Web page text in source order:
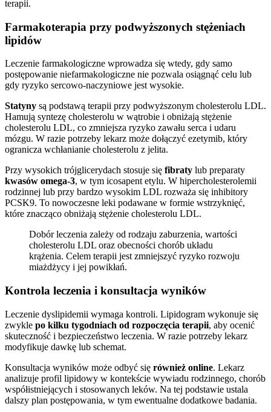
terapii.
Farmakoterapia przy podwyższonych stężeniach
lipidów
Leczenie farmakologiczne wprowadza się wtedy, gdy samo
postępowanie niefarmakologiczne nie pozwala osiągnąć celu lub
gdy ryzyko sercowo-naczyniowe jest wysokie.
Statyny są podstawą terapii przy podwyższonym cholesterolu LDL.
Hamują syntezę cholesterolu w wątrobie i obniżają stężenie
cholesterolu LDL, co zmniejsza ryzyko zawału serca i udaru
mózgu. W razie potrzeby lekarz może dołączyć ezetymib, który
ogranicza wchłanianie cholesterolu z jelita.
Przy wysokich trójglicerydach stosuje się fibraty lub preparaty
kwasów omega-3, w tym icosapent etylu. W hipercholesterolemii
rodzinnej lub przy bardzo wysokim LDL rozważa się inhibitory
PCSK9. To nowoczesne leki podawane w formie wstrzyknięć,
które znacząco obniżają stężenie cholesterolu LDL.
Dobór leczenia zależy od rodzaju zaburzenia, wartości
cholesterolu LDL oraz obecności chorób układu
krążenia. Celem terapii jest zmniejszyć ryzyko rozwoju
miażdżycy i jej powikłań.
Kontrola leczenia i konsultacja wyników
Leczenie dyslipidemii wymaga kontroli. Lipidogram wykonuje się
zwykle po kilku tygodniach od rozpoczęcia terapii, aby ocenić
skuteczność i bezpieczeństwo leczenia. W razie potrzeby lekarz
modyfikuje dawkę lub schemat.
Konsultacja wyników może odbyć się również online. Lekarz
analizuje profil lipidowy w kontekście wywiadu rodzinnego, chorób
współistniejących i stosowanych leków. Na tej podstawie ustala
dalszy plan postępowania, w tym ewentualne dodatkowe badania.